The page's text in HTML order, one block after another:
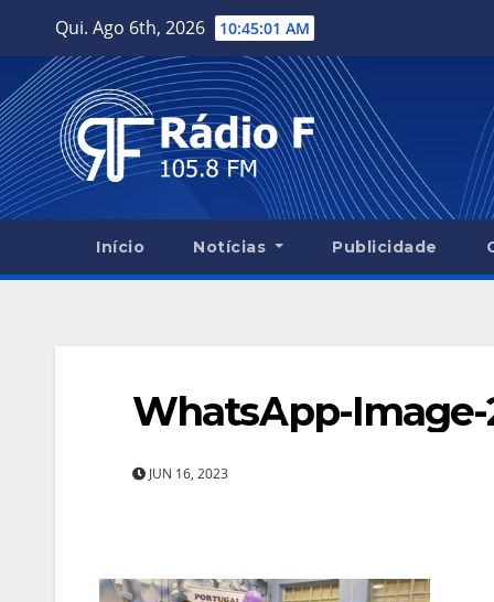
content
Qui. Ago 6th, 2026 10:45:02 AM
Início Notícias Publicidade
WhatsApp-Image-
JUN 16, 2023